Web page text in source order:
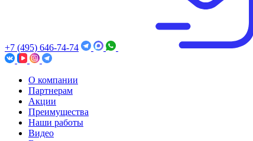
+7 (495) 646-74-74
О компании
Партнерам
Акции
Преимущества
Наши работы
Видео